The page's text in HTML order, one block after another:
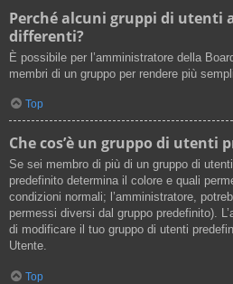
Perché alcuni gruppi di utenti
differenti?
È possibile per l’amministratore della
membri di un gruppo per rendere più
Top
Che cos’è un gruppo di utenti
Se sei membro di più di un gruppo di
predefinito determina il colore e quali
condizioni normali; l’amministratore,
permessi diversi dal gruppo predefinito).
di modificare il tuo gruppo di utenti
Utente.
Top